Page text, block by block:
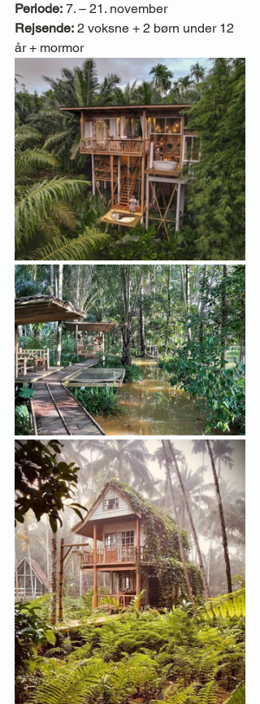
Periode: 7. – 21. november
Rejsende: 2 voksne + 2 børn under 12
år + mormor